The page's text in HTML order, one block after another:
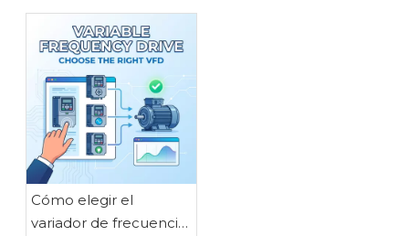
clave para aplicaciones
industriales
Cómo elegir el
variador de frecuencia